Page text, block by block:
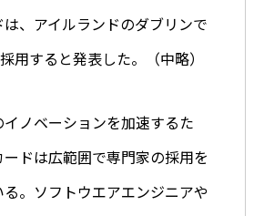
、アイルランドのダブリンで
用すると発表した。（中略）
ノベーションを加速するた
ドは広範囲で専門家の採用を
。ソフトウエアエンジニアや